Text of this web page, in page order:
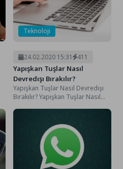
Teknoloji
24.02.2020 15:31 411
Yapışkan Tuşlar Nasıl
Devredışı Bırakılır?
Yapışkan Tuşlar Nasıl Devredışı
Bırakılır? Yapışkan Tuşlar Nasıl
bilgisayar kullanan kişilerin...